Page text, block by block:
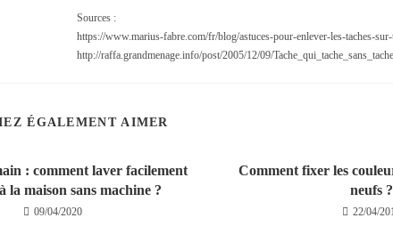
Sources :
https://www.marius-fabre.com/fr/blog/astuces-pour-enlever-les-taches-
http://raffa.grandmenage.info/post/2005/12/09/
ÉGALEMENT AIMER
: comment laver facilement
la maison sans machine ?
09/04/2020
Comment fixer les
neufs ?
22/04/